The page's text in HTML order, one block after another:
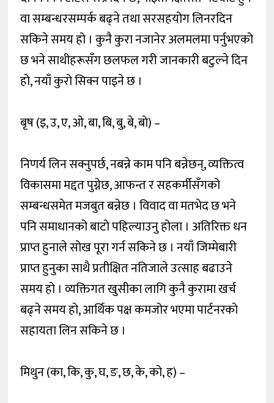
वा सम्बन्धरसम्पर्क बढ्ने तथा सरसहयोग लिनरदिन
सकिने समय हो । कुनै कुरा नजानेर अलमलमा पर्नुभएको
छ भने साथीहरूसँग छलफल गरी जानकारी बटुल्ने दिन
हो, नयाँ कुरो सिक्न पाइने छ ।
बृष (इ, उ, ए, ओ, बा, बि, बु, बे, बो) –
निणर्य लिन सक्नुपर्छ, नबन्ने काम पनि बन्नेछन्, व्यक्तित्व
विकासमा मद्दत पुग्नेछ, आफन्त र सहकर्मीसँगको
सम्बन्धसमेत मजबुत बन्नेछ । विवाद वा मतभेद छ भने
पनि समाधानको बाटो पहिल्याउनु होला । अतिरिक्त धन
प्राप्त हुनाले सोख पूरा गर्न सकिने छ । नयाँ जिम्मेबारी
प्राप्त हुनुका साथै प्रतीक्षित नतिजाले उत्साह बढाउने
समय हो । व्यक्तिगत खुसीका लागि कुनै कुरामा खर्च
बढ्ने समय हो, आर्थिक पक्ष कमजोर भएमा पार्टनरको
सहायता लिन सकिने छ ।
मिथुन (का, कि, कु, घ, ङ, छ, के, को, ह) –